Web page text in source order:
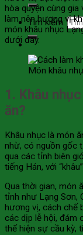
Tìm kiếm:
hòa quyện cùng
làm nên hương vị
món khâu nhục
dưới đây.
Món khâu
1. Khâu
ăn?
Khâu nhục là món
nhừ, có nguồn gốc
qua các tỉnh biên
tiếng Hán, với
Qua thời gian, món
tỉnh như Lạng Sơn,
hương vị, cách chế
các dịp lễ hội, đám
thể hiện sự cầu kỳ,